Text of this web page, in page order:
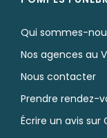
Qui sommes-
Nos agences au
Nous contacter
Prendre rendez-
Écrire un avis sur